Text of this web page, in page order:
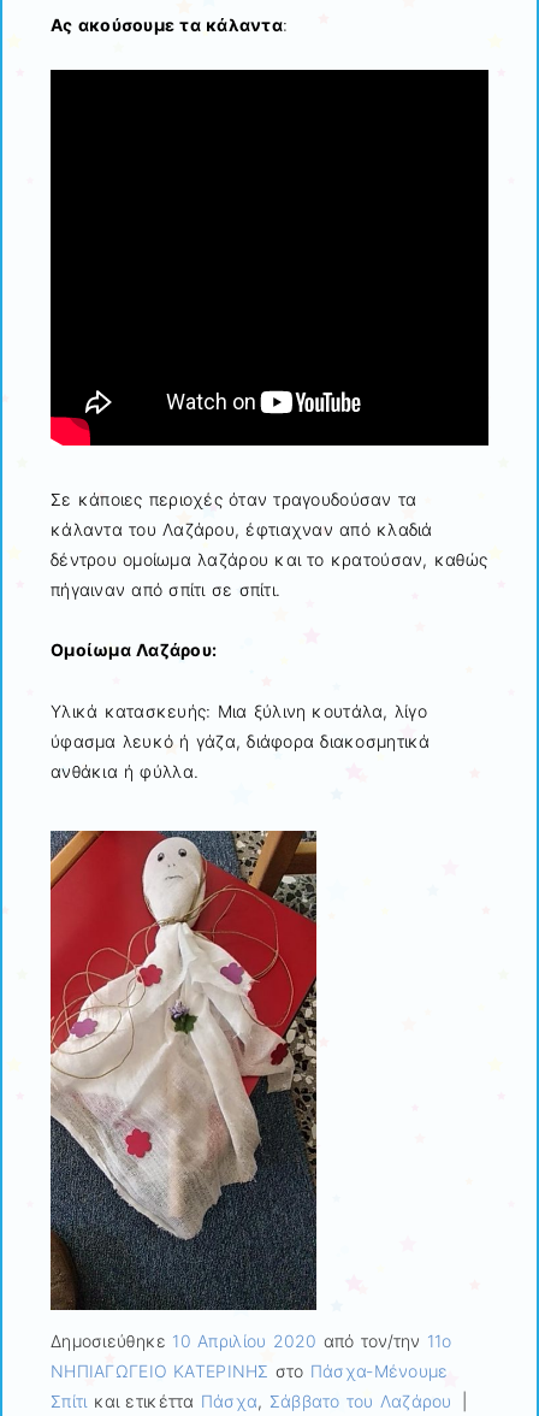
Ας ακούσουμε τα κάλαντα:
Σε κάποιες περιοχές όταν τραγουδούσαν τα
κάλαντα του Λαζάρου, έφτιαχναν από κλαδιά
δέντρου ομοίωμα λαζάρου και το κρατούσαν, καθώς
πήγαιναν από σπίτι σε σπίτι.
Ομοίωμα Λαζάρου:
Υλικά κατασκευής: Μια ξύλινη κουτάλα, λίγο
ύφασμα λευκό ή γάζα, διάφορα διακοσμητικά
ανθάκια ή φύλλα.
Δημοσιεύθηκε 10 Απριλίου 2020 από τον/την 11ο
ΝΗΠΙΑΓΩΓΕΙΟ ΚΑΤΕΡΙΝΗΣ στο Πάσχα-Μένουμε
Σπίτι και ετικέττα Πάσχα, Σάββατο του Λαζάρου